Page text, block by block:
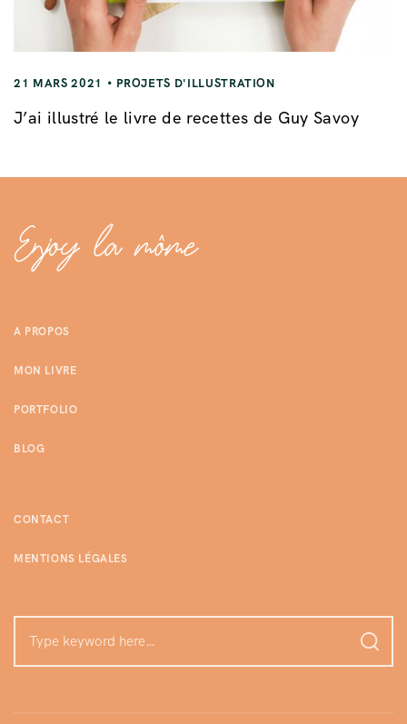
21 MARS 2021 PROJETS D'ILLUSTRATION
J’ai illustré le livre de recettes de Guy Savoy
A PROPOS
MON LIVRE
PORTFOLIO
BLOG
CONTACT
MENTIONS LÉGALES